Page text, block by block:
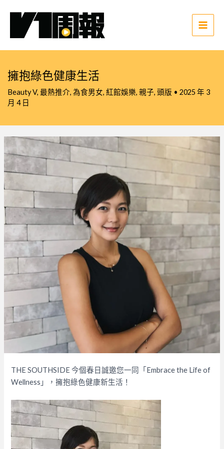
Main
擁抱綠色健康生活
Beauty V, 最熱推介, 為食男女, 紅館娛樂, 親子, 頭版 • 2025 年 3
月 4 日
THE SOUTHSIDE 今個春日誠邀您一同「Embrace the Life of
Wellness」，擁抱綠色健康新生活！